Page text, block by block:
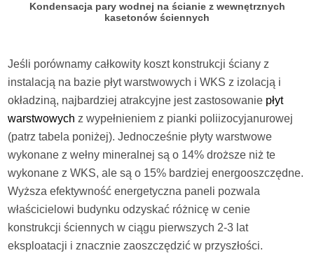
Kondensacja pary wodnej na ścianie z wewnętrznych
kasetonów ściennych
Jeśli porównamy całkowity koszt konstrukcji ściany z
instalacją na bazie płyt warstwowych i WKS z izolacją i
okładziną, najbardziej atrakcyjne jest zastosowanie płyt
warstwowych z wypełnieniem z pianki poliizocyjanurowej
(patrz tabela poniżej). Jednocześnie płyty warstwowe
wykonane z wełny mineralnej są o 14% droższe niż te
wykonane z WKS, ale są o 15% bardziej energooszczędne.
Wyższa efektywność energetyczna paneli pozwala
właścicielowi budynku odzyskać różnicę w cenie
konstrukcji ściennych w ciągu pierwszych 2-3 lat
eksploatacji i znacznie zaoszczędzić w przyszłości.